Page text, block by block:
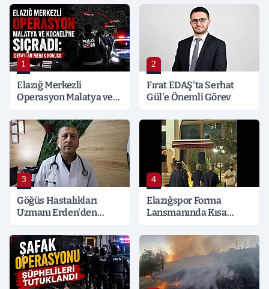
1
Elazığ Merkezli
Operasyon Malatya ve
Detaylar Merak Konusu
2
Fırat EDAŞ'ta Serhat
Gül'e Önemli Görev
3
Göğüs Hastalıkları
Uzmanı Erden'den
4
Elazığspor Forma
Lansmanında Kısa